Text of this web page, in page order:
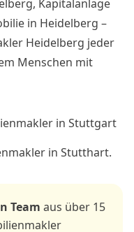
Kapitalanlage
in Heidelberg –
Heidelberg jeder
Menschen mit
in Stuttgart
in Stutthart.
Team aus über 15